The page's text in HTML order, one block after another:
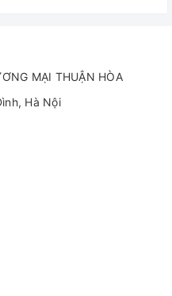
MẠI THUẬN HÒA
Hà Nội